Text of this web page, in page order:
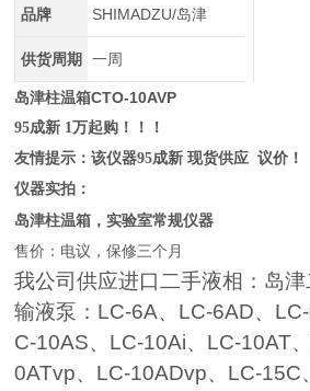
品牌 SHIMADZU/岛津
供货周期 一周
岛津柱温箱CTO-10AVP
95成新 1万起购！！！
友情提示：该仪器95成新 现货供应 议价！
仪器实拍：
岛津柱温箱，实验室常规仪器
售价：电议，保修三个月
我公司供应进口二手液相：岛
输液泵：LC-6A、 LC-6AD、
C-10AS、 LC-10Ai、 LC-10AT、
0ATvp、 LC-10ADvp、 LC-15C、